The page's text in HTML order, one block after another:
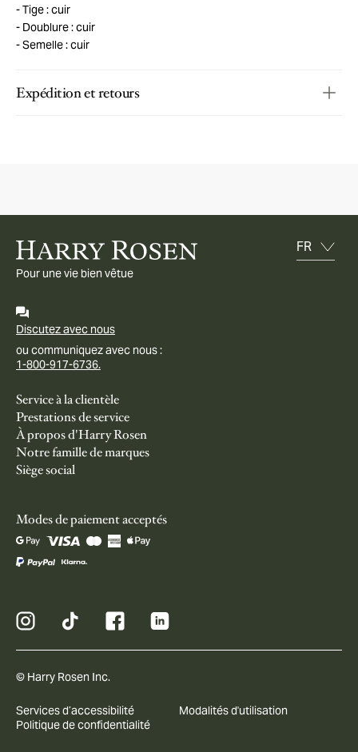
Tige : cuir
Doublure : cuir
Semelle : cuir
Expédition et retours
Pour une vie bien vêtue
Discutez avec nous
ou communiquez avec nous :
1-800-917-6736.
Service à la clientèle
Prestations de service
À propos d'Harry Rosen
Notre famille de marques
Siège social
Modes de paiement acceptés
© Harry Rosen Inc.
Services d’accessibilité
Modalités d'utilisation
Politique de confidentialité